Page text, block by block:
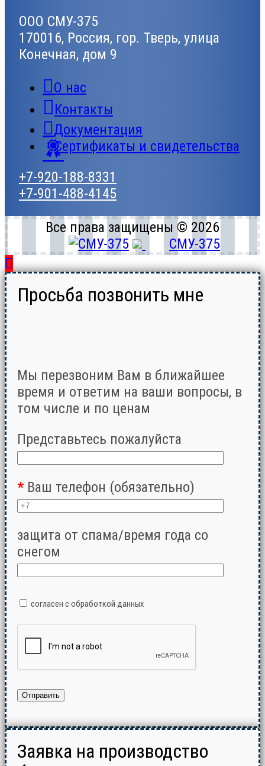
ООО СМУ-375
170016, Россия, гор. Тверь, улица
Конечная, дом 9
О нас
Контакты
Документация
Сертификаты и свидетельства
+7-920-188-8331
+7-901-488-4145
Все права защищены © 2026
СМУ-375
Просьба позвонить мне
Мы перезвоним Вам в ближайшее
время и ответим на ваши вопросы, в
том числе и по ценам
Представьтесь пожалуйста
* Ваш телефон (обязательно)
защита от спама/время года со
снегом
согласен с обработкой данных
Заявка на производство